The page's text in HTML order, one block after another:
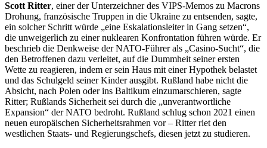
Scott Ritter, einer der Unterzeichner des VIPS-Memos zu Macrons
Drohung, französische Truppen in die Ukraine zu entsenden, sagte,
ein solcher Schritt würde „eine Eskalationsleiter in Gang setzen“,
die unweigerlich zu einer nuklearen Konfrontation führen würde. Er
beschrieb die Denkweise der NATO-Führer als „Casino-Sucht“, die
den Betroffenen dazu verleitet, auf die Dummheit seiner ersten
Wette zu reagieren, indem er sein Haus mit einer Hypothek belastet
und das Schulgeld seiner Kinder ausgibt. Rußland habe nicht die
Absicht, nach Polen oder ins Baltikum einzumarschieren, sagte
Ritter; Rußlands Sicherheit sei durch die „unverantwortliche
Expansion“ der NATO bedroht. Rußland schlug schon 2021 einen
neuen europäischen Sicherheitsrahmen vor – Ritter riet den
westlichen Staats- und Regierungschefs, diesen jetzt zu studieren.